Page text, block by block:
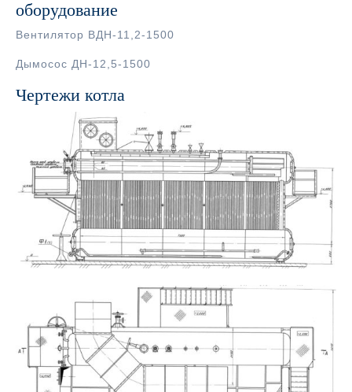
оборудование
Вентилятор ВДН-11,2-1500
Дымосос ДН-12,5-1500
Чертежи котла